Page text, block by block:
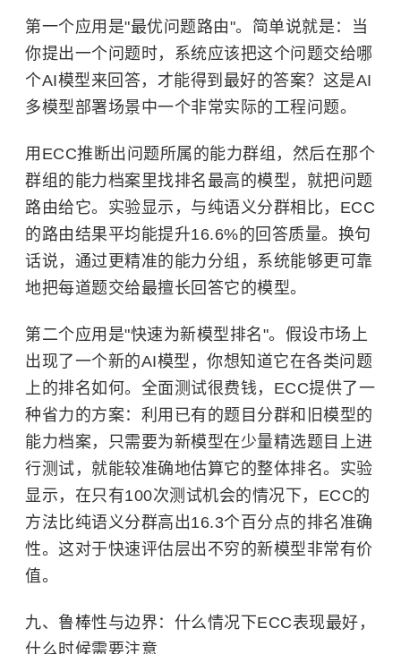
第一个应用是"最优问题路由"。简单说就是：当
你提出一个问题时，系统应该把这个问题交给哪
个AI模型来回答，才能得到最好的答案？这是AI
多模型部署场景中一个非常实际的工程问题。
用ECC推断出问题所属的能力群组，然后在那个
群组的能力档案里找排名最高的模型，就把问题
路由给它。实验显示，与纯语义分群相比，ECC
的路由结果平均能提升16.6%的回答质量。换句
话说，通过更精准的能力分组，系统能够更可靠
地把每道题交给最擅长回答它的模型。
第二个应用是"快速为新模型排名"。假设市场上
出现了一个新的AI模型，你想知道它在各类问题
上的排名如何。全面测试很费钱，ECC提供了一
种省力的方案：利用已有的题目分群和旧模型的
能力档案，只需要为新模型在少量精选题目上进
行测试，就能较准确地估算它的整体排名。实验
显示，在只有100次测试机会的情况下，ECC的
方法比纯语义分群高出16.3个百分点的排名准确
性。这对于快速评估层出不穷的新模型非常有价
值。
九、鲁棒性与边界：什么情况下ECC表现最好，
什么时候需要注意